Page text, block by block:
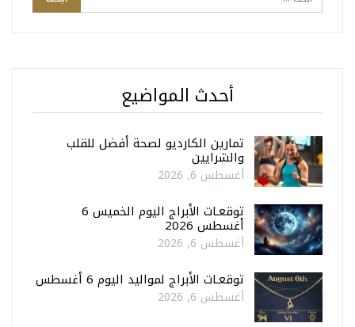
أحدث المواضيع
تمارين الكارديو لصحة أفضل للقلب
والشرايين
أغسطس 6, 2026
توقعـات الأبراج اليوم الخميس 6
أغسطس 2026
أغسطس 6, 2026
توقعـات الأبراج لمواليد اليوم 6 أغسطس
أغسطس 6, 2026